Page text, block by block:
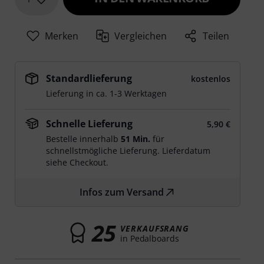
Merken Vergleichen Teilen
Standardlieferung
kostenlos
Lieferung in ca. 1-3 Werktagen
Schnelle Lieferung
5,90 €
Bestelle innerhalb 51 Min. für
schnellstmögliche Lieferung. Lieferdatum
siehe Checkout.
Infos zum Versand
25 VERKAUFSRANG
in Pedalboards